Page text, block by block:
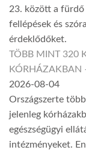
23. között a
fellépések és
érdeklődőket.
TÖBB MINT 320
KÓRHÁZAKBAN
2026-08-04
Országszerte
jelenleg
egészségügyi
intézményeket.